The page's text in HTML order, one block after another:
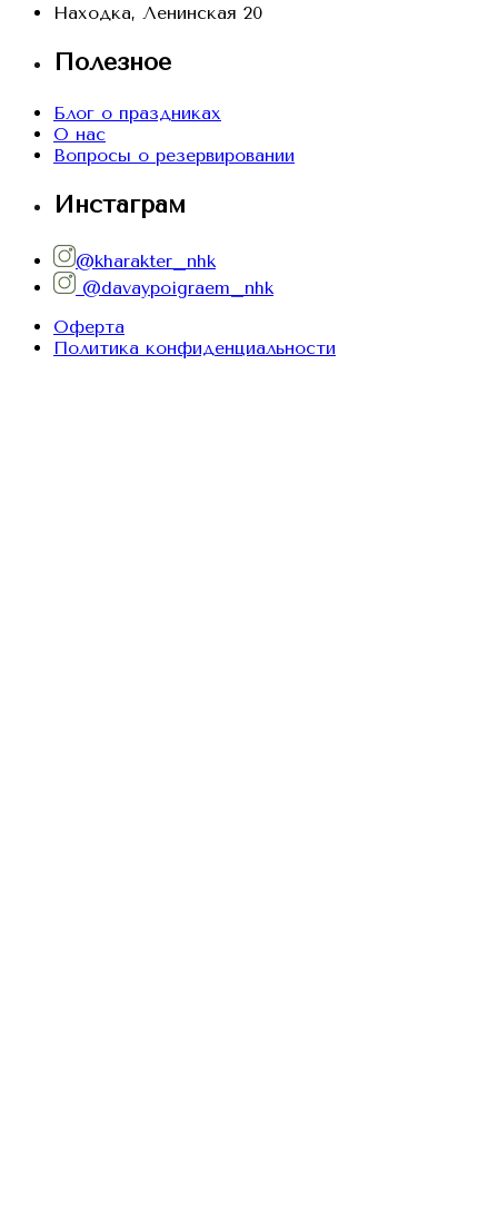
Находка, Ленинская 20
Полезное
Блог о праздниках
О нас
Вопросы о резервировании
Инстаграм
@kharakter_nhk
@davaypoigraem_nhk
Оферта
Политика конфиденциальности